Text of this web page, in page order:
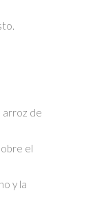
arroz de
el
y la